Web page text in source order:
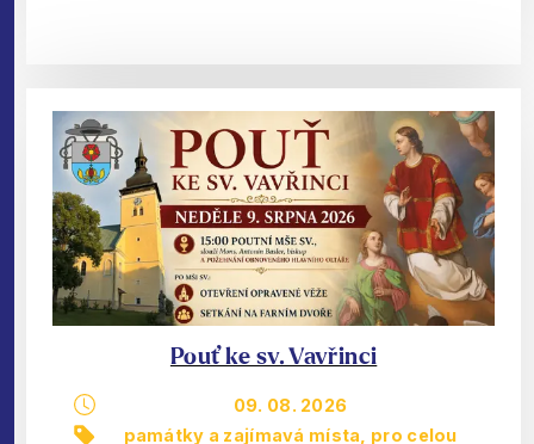
Pouť ke sv. Vavřinci
09. 08. 2026
památky a zajímavá místa
pro celou